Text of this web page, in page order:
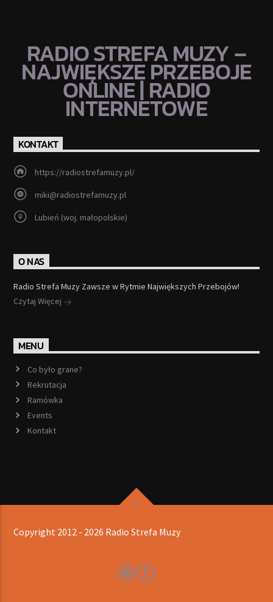
RADIO STREFA MUZY –
NAJWIĘKSZE PRZEBOJE
ONLINE | RADIO
INTERNETOWE
KONTAKT
https://radiostrefamuzy.pl/
miki@radiostrefamuzy.pl
Lubień (woj. małopolskie)
O NAS
Radio Strefa Muzy Zawsze w Rytmie Największych Przebojów!
Czytaj Więcej
MENU
Co było grane?
Rekrutacja
Ramówka
Events
Kontakt
Copyright 2012 - 2026 Radio Strefa Muzy